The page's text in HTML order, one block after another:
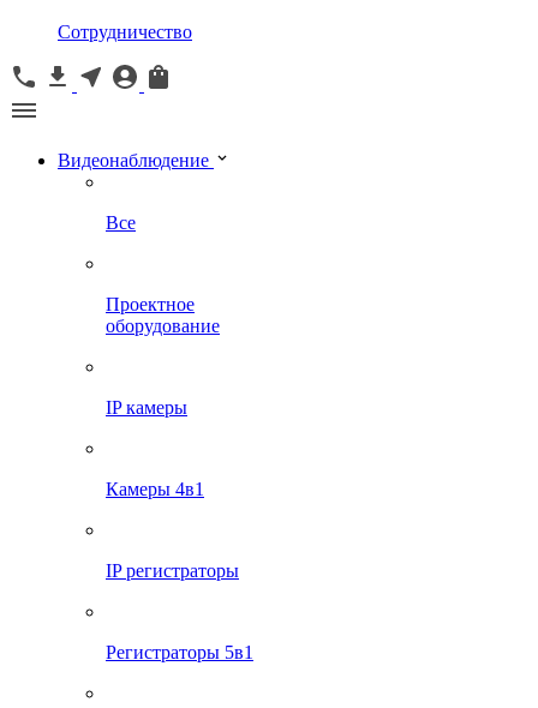
Сотрудничество
Видеонаблюдение
Все
Проектное
оборудование
IP камеры
Камеры 4в1
IP регистраторы
Регистраторы 5в1